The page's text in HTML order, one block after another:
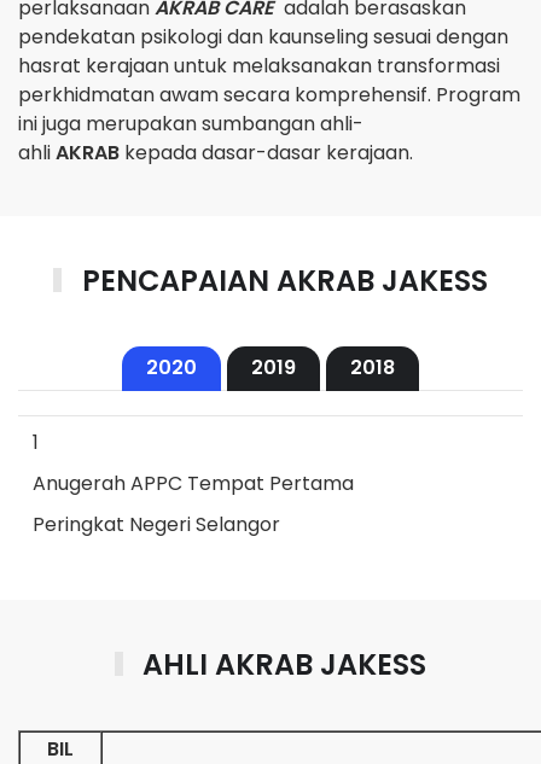
perlaksanaanAKRAB CARE adalah berasaskan
pendekatan psikologi dan kaunseling sesuai dengan
hasrat kerajaan untuk melaksanakan transformasi
perkhidmatan awam secara komprehensif. Program
ini juga merupakan sumbangan ahli-
ahliAKRAB kepada dasar-dasar kerajaan.
PENCAPAIAN AKRAB JAKESS
2020 2019 2018
1
Anugerah APPC Tempat Pertama
Peringkat Negeri Selangor
AHLI AKRAB JAKESS
BIL